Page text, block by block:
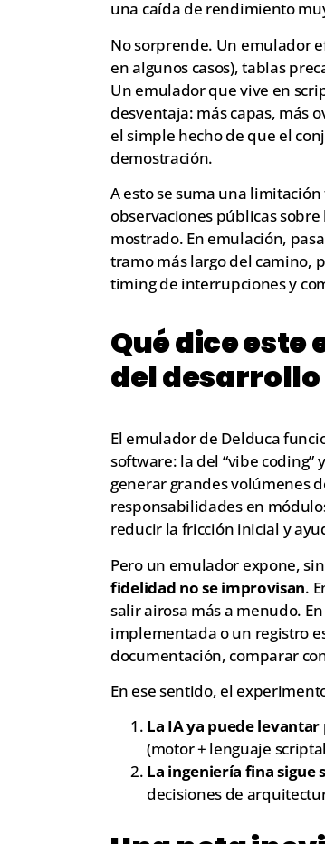
una caída de rendimiento
No sorprende. Un emulador
en algunos casos), tablas
Un emulador que vive en
desventaja: más capas, más
el simple hecho de que el
demostración.
A esto se suma una
observaciones públicas
mostrado. En emulación,
tramo más largo del camino,
timing de interrupciones y
Qué dice
del desarrollo
El emulador de Delduca
software: la del “vibe
generar grandes volúmenes
responsabilidades en
reducir la fricción inicial y
Pero un emulador expone,
fidelidad no se improvisan.
salir airosa más a menudo.
implementada o un registro
documentación, comparar
En ese sentido, el
La IA ya puede
(motor + lenguaje
La ingeniería fina sigue
decisiones de